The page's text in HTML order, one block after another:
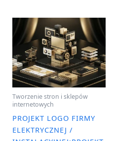
Tworzenie stron i sklepów
internetowych
PROJEKT LOGO FIRMY
ELEKTRYCZNEJ /